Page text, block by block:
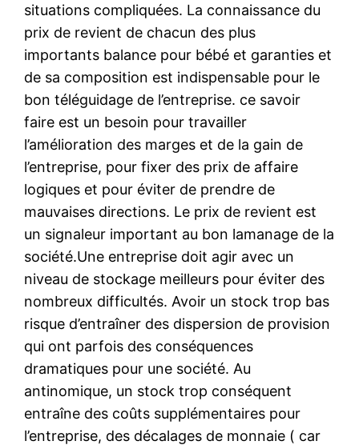
situations compliquées. La connaissance du
prix de revient de chacun des plus
importants balance pour bébé et garanties et
de sa composition est indispensable pour le
bon téléguidage de l’entreprise. ce savoir
faire est un besoin pour travailler
l’amélioration des marges et de la gain de
l’entreprise, pour fixer des prix de affaire
logiques et pour éviter de prendre de
mauvaises directions. Le prix de revient est
un signaleur important au bon lamanage de la
société.Une entreprise doit agir avec un
niveau de stockage meilleurs pour éviter des
nombreux difficultés. Avoir un stock trop bas
risque d’entraîner des dispersion de provision
qui ont parfois des conséquences
dramatiques pour une société. Au
antinomique, un stock trop conséquent
entraîne des coûts supplémentaires pour
l’entreprise, des décalages de monnaie ( car